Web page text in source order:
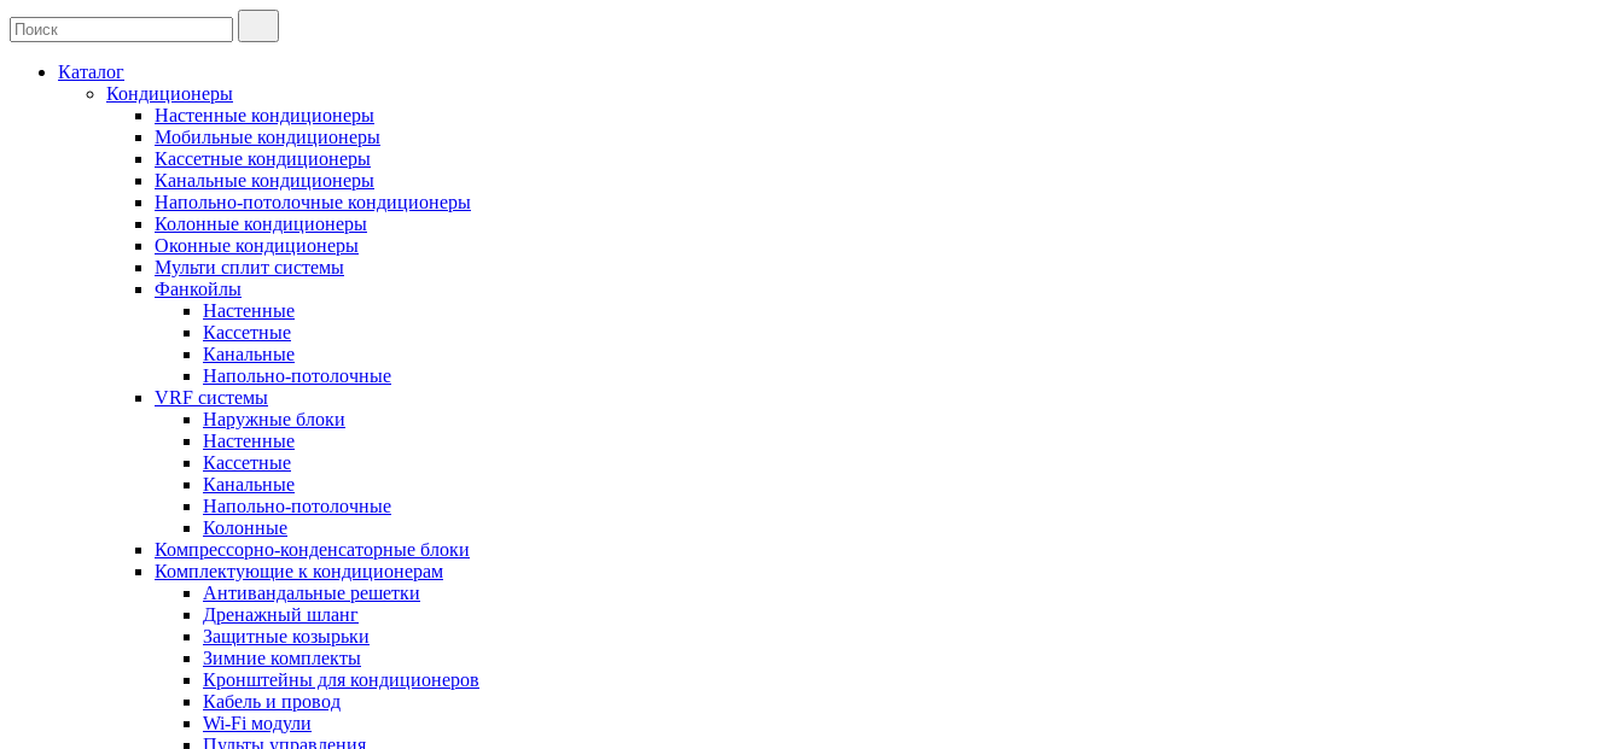
Каталог
Кондиционеры
Настенные кондиционеры
Мобильные кондиционеры
Кассетные кондиционеры
Канальные кондиционеры
Напольно-потолочные кондиционеры
Колонные кондиционеры
Оконные кондиционеры
Мульти сплит системы
Фанкойлы
Настенные
Кассетные
Канальные
Напольно-потолочные
VRF системы
Наружные блоки
Настенные
Кассетные
Канальные
Напольно-потолочные
Колонные
Компрессорно-конденсаторные блоки
Комплектующие к кондиционерам
Антивандальные решетки
Дренажный шланг
Защитные козырьки
Зимние комплекты
Кронштейны для кондиционеров
Кабель и провод
Wi-Fi модули
Пульты управления